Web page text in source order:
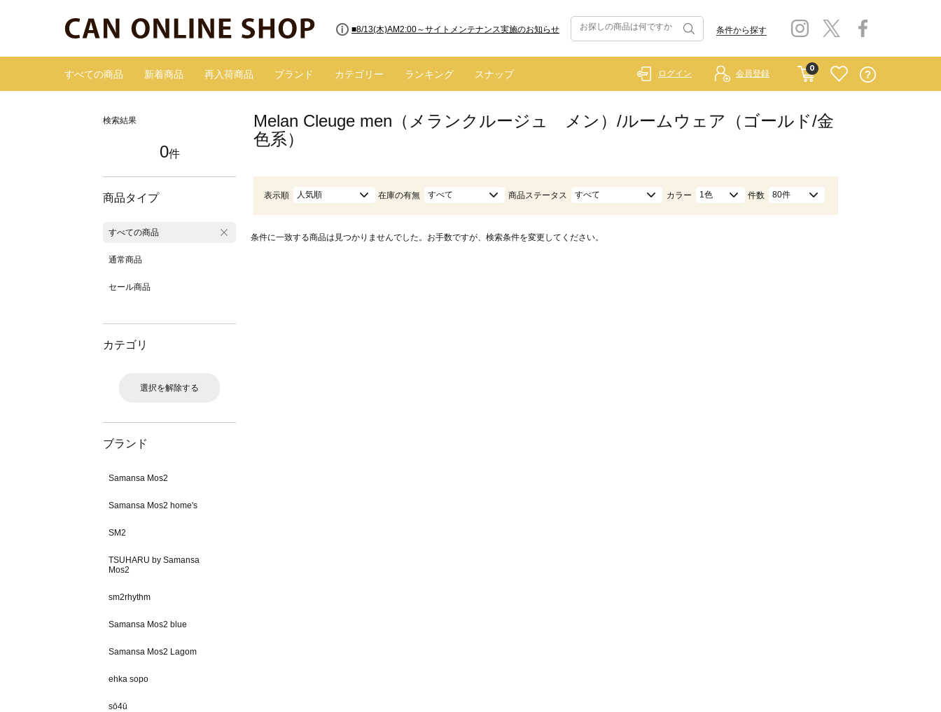
■8/13(木)AM2:00～サイトメンテナンス実施のお知らせ 条件から探す
すべての商品 新着商品 再入荷商品 ブランド カテゴリー ランキング スナップ
0
ログイン 会員登録
検索結果
0件
商品タイプ
すべての商品
通常商品
セール商品
カテゴリ
選択を解除する
ブランド
Samansa Mos2
Samansa Mos2 home's
SM2
TSUHARU by Samansa
Mos2
sm2rhythm
Samansa Mos2 blue
Samansa Mos2 Lagom
ehka sopo
sō4ū
Melan Cleuge men（メランクルージュ メン）/ルームウェア（ゴールド/金
色系）
表示順 人気順 在庫の有無 すべて 商品ステータス すべて カラー 1色 件数 80件
条件に一致する商品は見つかりませんでした。お手数ですが、検索条件を変更してください。